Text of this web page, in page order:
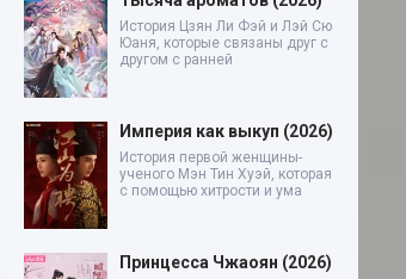
История Цзян Ли Фэй и Лэй Сю
Юаня, которые связаны друг с
другом с ранней
Империя как выкуп (2026)
История первой женщины-
ученого Мэн Тин Хуэй, которая
с помощью хитрости и ума
Принцесса Чжаоян (2026)